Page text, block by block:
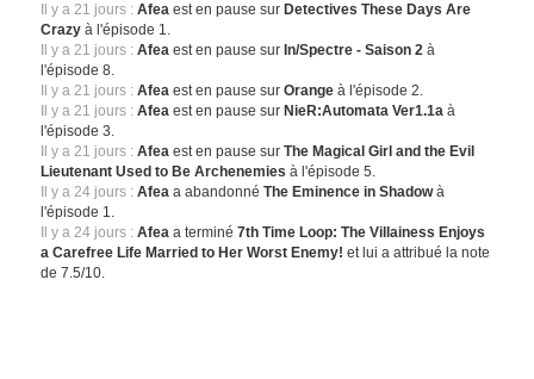
Il y a 21 jours : Afea est en pause sur Detectives These Days Are
Crazy à l'épisode 1.
Il y a 21 jours : Afea est en pause sur In/Spectre - Saison 2 à
l'épisode 8.
Il y a 21 jours : Afea est en pause surOrange à l'épisode 2.
Il y a 21 jours : Afea est en pause sur NieR:Automata Ver1.1a à
l'épisode 3.
Il y a 21 jours : Afea est en pause surThe Magical Girl and the Evil
Lieutenant Used to Be Archenemies à l'épisode 5.
Il y a 24 jours : Afea a abandonnéThe Eminence in Shadowà
l'épisode 1.
Il y a 24 jours : Afea a terminé7th Time Loop: The Villainess Enjoys
a Carefree Life Married to Her Worst Enemy! et lui a attribué la note
de 7.5/10.